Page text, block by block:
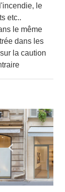
le
etc..
le même
dans les
la caution
next slide
Show